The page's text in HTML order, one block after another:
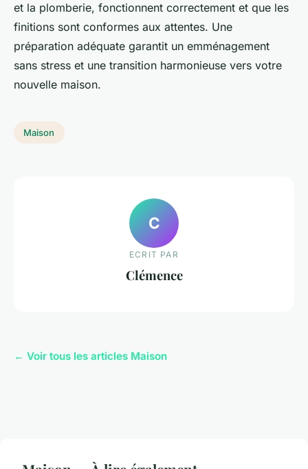
et la plomberie, fonctionnent correctement et que les
finitions sont conformes aux attentes. Une
préparation adéquate garantit un emménagement
sans stress et une transition harmonieuse vers votre
nouvelle maison.
Maison
C
ECRIT PAR
Clémence
← Voir tous les articles Maison